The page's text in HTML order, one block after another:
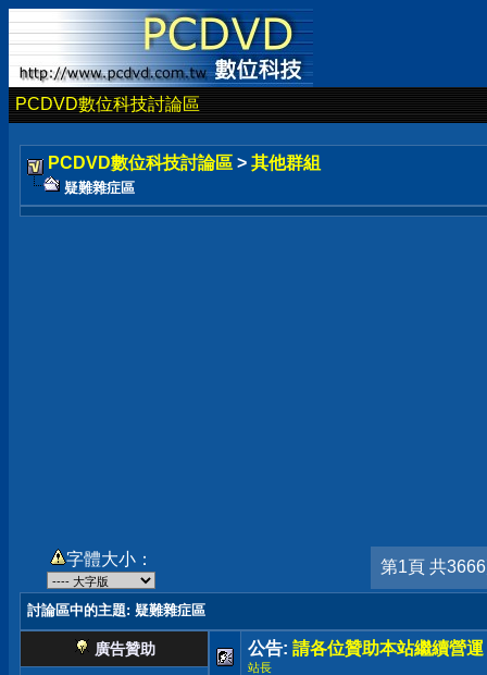
PCDVD數位科技討論區
PCDVD數位科技討論區 > 其他群組
疑難雜症區
字體大小： 第1頁 共
討論區中的主題: 疑難雜症區
廣告贊助 公告: 請各位贊助本站繼續營運
站長